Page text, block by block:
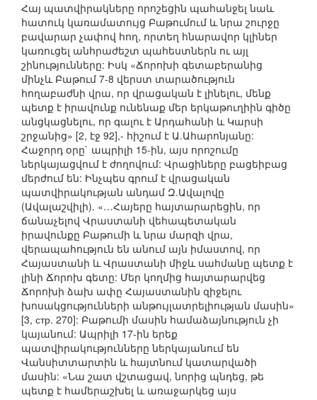
Հայ պատվիրակները որոշեցին պահանջել նաև
հատուկ կառամատույց Բաթումում և նրա շուրջը
բավարար չափով հող, որտեղ հնարավոր կլիներ
կառուցել անհրաժեշտ պահեստներն ու այլ
շինությունները: Իսկ «Ճորոխի գետաբերանից
մինչև Բաթում 7-8 վերստ տարածություն
հողաբաժնի վրա, որ վրացական է լինելու, մենք
պետք է իրավունք ունենաք մեր երկաթուղիին գիծը
անցկացնելու, որ գալու է Արդահանի և Կարսի
շրջանից» [2, էջ 92],- հիշում է Ա.Ահարոնյանը:
Հաջորդ օրը` ապրիլի 15-ին, այս որոշումը
ներկայացվում է ժողովում: Վրացիները բացեիբաց
մերժում են: Ինչպես գրում է վրացական
պատվիրակության անդամ Զ.Ավալովը
(Ավալաշվիլի). «…Հայերը հայտարարեցին, որ
ճանաչելով Վրաստանի վեհապետական
իրավունքը Բաթումի և նրա մարզի վրա,
վերապահություն են անում այն իմաստով, որ
Հայաստանի և Վրաստանի միջև սահմանը պետք է
լինի Ճորոխ գետը: Մեր կողմից հայտարարվեց
Ճորոխի ձախ ափը Հայաստանին զիջելու
խոսակցությունների անթույլատրելիության մասին»
[3, стр. 270]: Բաթումի մասին համաձայնություն չի
կայանում: Ապրիլի 17-ին երեք
պատվիրակությունները ներկայանում են
Վանսիտտարտին և հայտնում կատարվածի
մասին: «Նա շատ վշտացավ, նորից պնդեց, թե
պետք է համերաշխել և առաջարկեց այս